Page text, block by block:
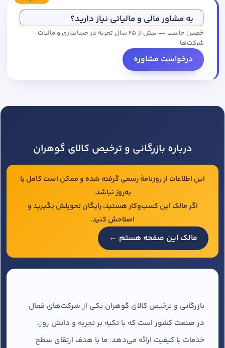
به مشاور مالی و مالیاتی نیاز دارید؟
حَصین حاسب — بیش از ۲۵ سال تجربه در حسابداری و مالیات
شرکت‌ها
درخواست مشاوره
درباره بازرگانی و ترخیص کالای گوهران
این اطلاعات از روزنامهٔ رسمی گرفته شده و ممکن است کامل یا
به‌روز نباشد.
اگر مالک این کسب‌وکار هستید، رایگان تحویلش بگیرید و
اصلاحش کنید.
مالک این صفحه هستم ←
بازرگانی و ترخیص کالای گوهران یکی از شرکت‌های فعال
در صنعت کشور است که با تکیه بر تجربه و دانش روز،
خدمات با کیفیت ارائه می‌دهد. ما با هدف ارتقای سطح